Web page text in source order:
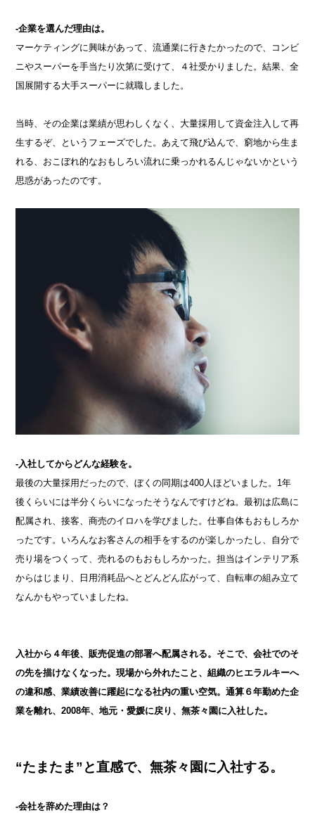
-企業を選んだ理由は。
マーケティングに興味があって、流通業に行きたかったので、コンビ
ニやスーパーを手当たり次第に受けて、４社受かりました。結果、全
国展開する大手スーパーに就職しました。
当時、その企業は業績が思わしくなく、大量採用して資金注入して再
生するぞ、というフェーズでした。あえて飛び込んで、窮地から生ま
れる、おこぼれ的なおもしろい流れに乗っかれるんじゃないかという
思惑があったのです。
-入社してからどんな経験を。
最後の大量採用だったので、ぼくの同期は400人ほどいました。1年
後くらいには半分くらいになったそうなんですけどね。最初は広島に
配属され、接客、商売のイロハを学びました。仕事自体もおもしろか
ったです。いろんなお客さんの相手をするのが楽しかったし、自分で
売り場をつくって、売れるのもおもしろかった。担当はインテリア系
からはじまり、日用消耗品へとどんどん広がって、自転車の組み立て
なんかもやっていましたね。
入社から４年後、販売促進の部署へ配属される。そこで、会社でのそ
の先を描けなくなった。現場から外れたこと、組織のヒエラルキーへ
の違和感、業績改善に躍起になる社内の重い空気。通算６年勤めた企
業を離れ、2008年、地元・愛媛に戻り、無茶々園に入社した。
“たまたま”と直感で、無茶々園に入社する。
-会社を辞めた理由は？